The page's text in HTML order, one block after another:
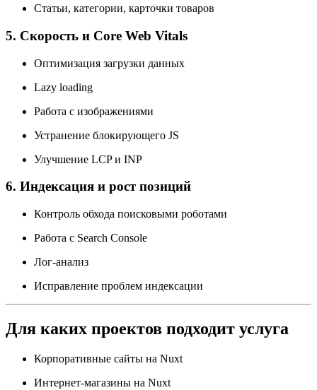
Статьи, категории, карточки товаров
5. Скорость и Core Web Vitals
Оптимизация загрузки данных
Lazy loading
Работа с изображениями
Устранение блокирующего JS
Улучшение LCP и INP
6. Индексация и рост позиций
Контроль обхода поисковыми роботами
Работа с Search Console
Лог-анализ
Исправление проблем индексации
Для каких проектов подходит услуга
Корпоративные сайты на Nuxt
Интернет-магазины на Nuxt